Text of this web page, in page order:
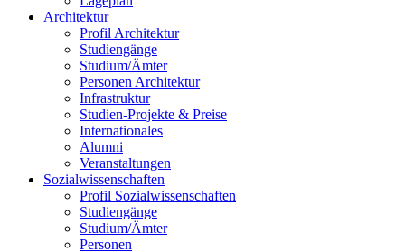
Architektur
Profil Architektur
Studiengänge
Studium/Ämter
Personen Architektur
Infrastruktur
Studien-Projekte & Preise
Internationales
Alumni
Veranstaltungen
Sozialwissenschaften
Profil Sozialwissenschaften
Studiengänge
Studium/Ämter
Personen